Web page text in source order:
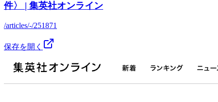
件〉 | 集英社オンライン
/articles/-/251871
保存を開く